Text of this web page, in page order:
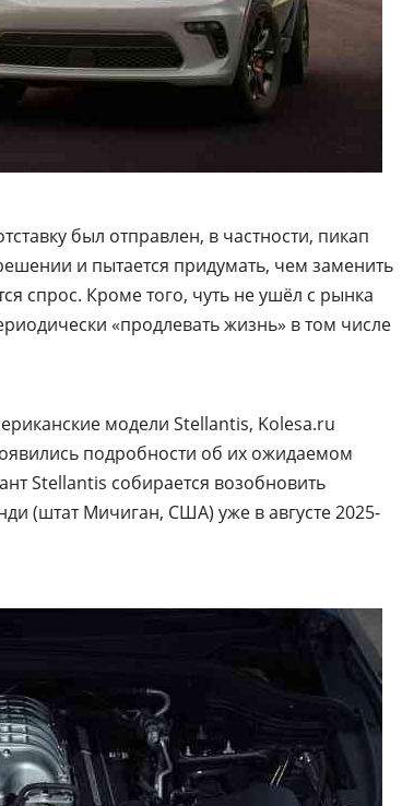
был отправлен, в частности, пикап
и пытается придумать, чем заменить
спрос. Кроме того, чуть не ушёл с рынка
«продлевать жизнь» в том числе
модели Stellantis, Kolesa.ru
подробности об их ожидаемом
Stellantis собирается возобновить
(штат Мичиган, США) уже в августе 2025-